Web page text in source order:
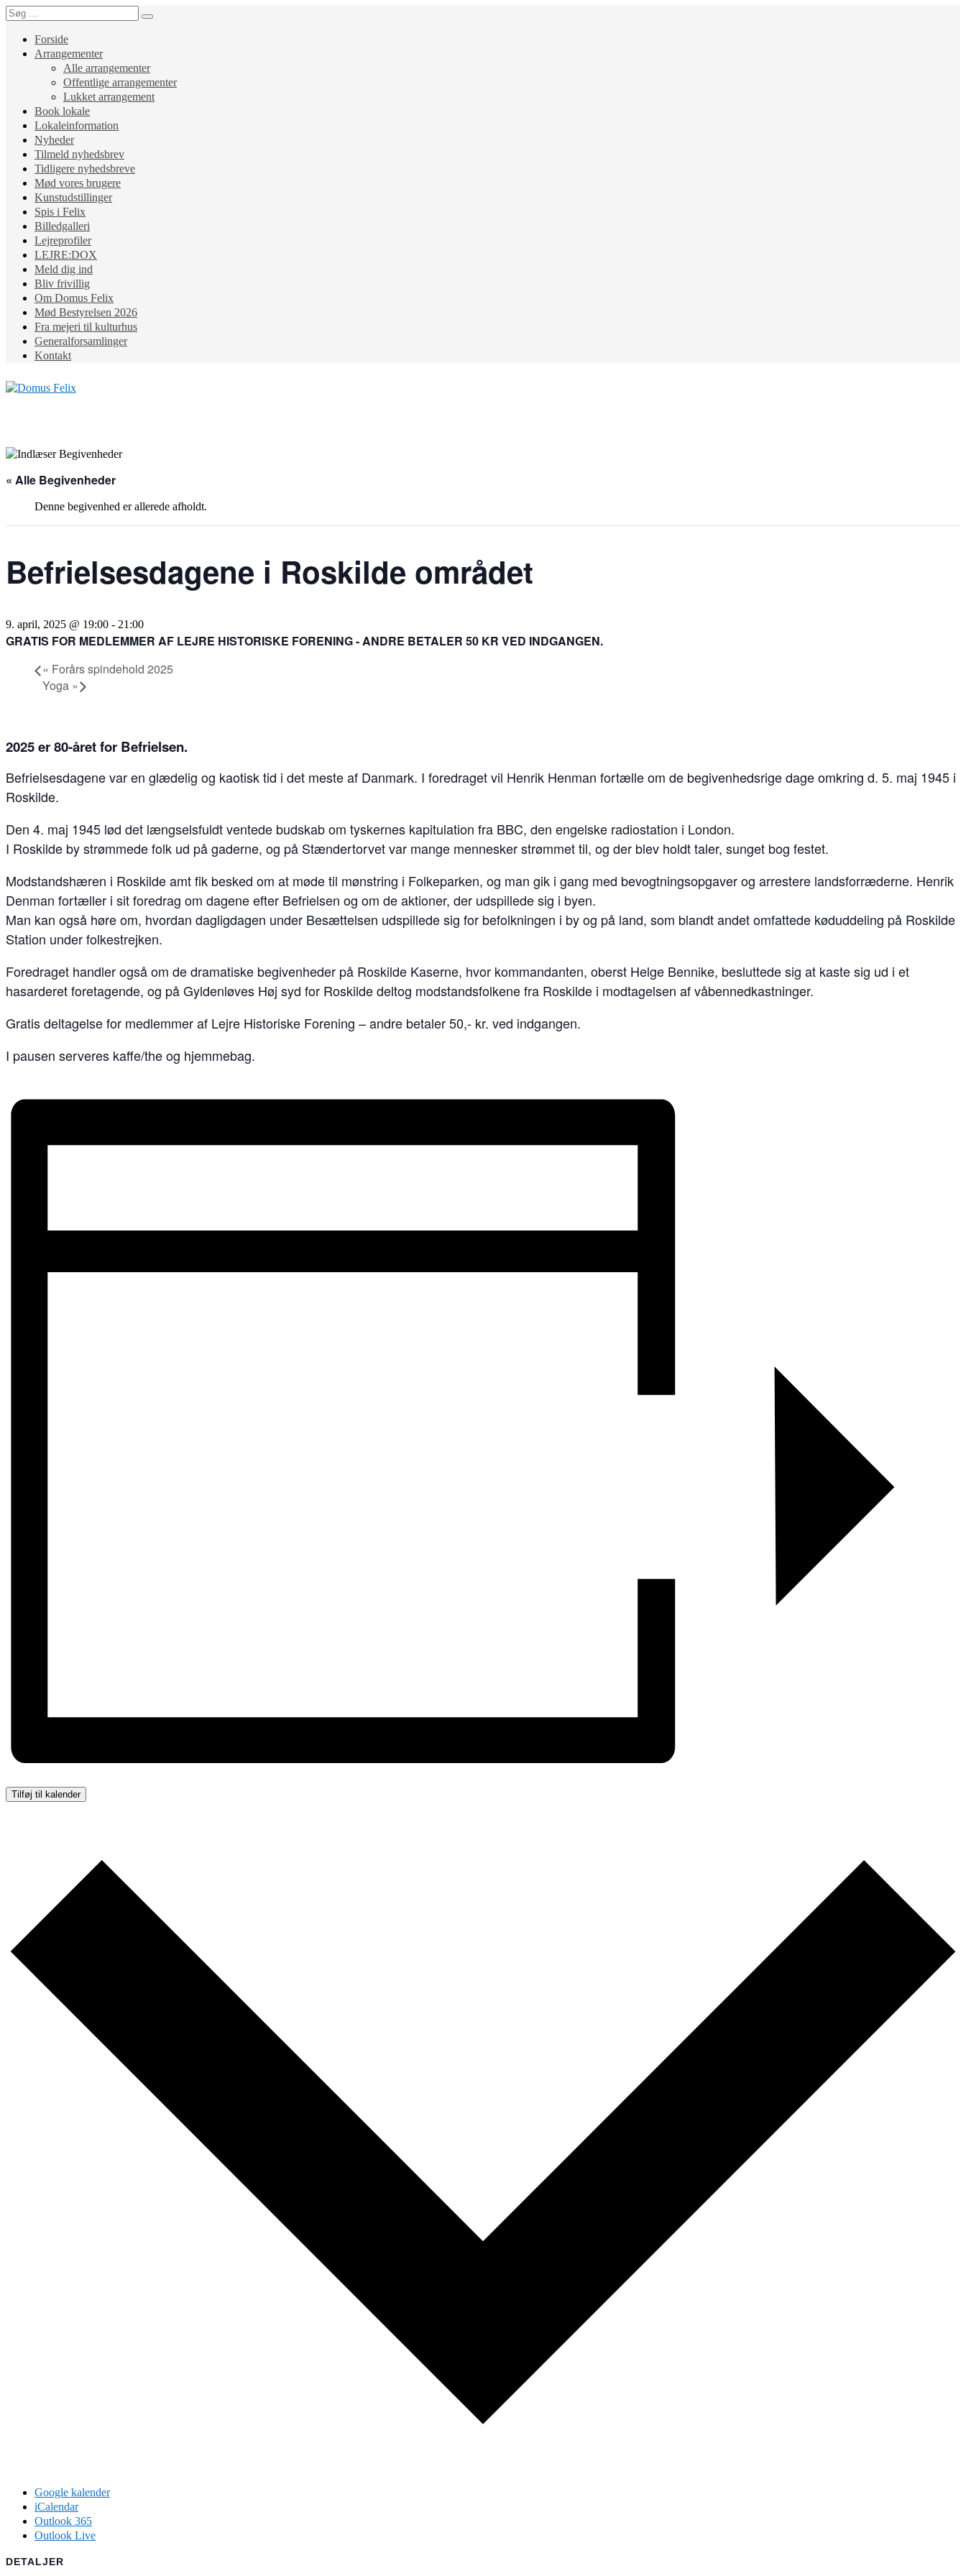
Forside
Arrangementer
Alle arrangementer
Offentlige arrangementer
Lukket arrangement
Book lokale
Lokaleinformation
Nyheder
Tilmeld nyhedsbrev
Tidligere nyhedsbreve
Mød vores brugere
Kunstudstillinger
Spis i Felix
Billedgalleri
Lejreprofiler
LEJRE:DOX
Meld dig ind
Bliv frivillig
Om Domus Felix
Mød Bestyrelsen 2026
Fra mejeri til kulturhus
Generalforsamlinger
Kontakt
« Alle Begivenheder
Denne begivenhed er allerede afholdt.
Befrielsesdagene i Roskilde området
9. april, 2025 @ 19:00 - 21:00
GRATIS FOR MEDLEMMER AF LEJRE HISTORISKE FORENING - ANDRE BETALER 50 KR VED INDGANGEN.
« Forårs spindehold 2025
Yoga »
2025 er 80-året for Befrielsen.
Befrielsesdagene var en glædelig og kaotisk tid i det meste af Danmark. I foredraget vil Henrik Henman fortælle om de begivenhedsrige dage omkring d. 5. maj 1945 i
Roskilde.
Den 4. maj 1945 lød det længselsfuldt ventede budskab om tyskernes kapitulation fra BBC, den engelske radiostation i London.
I Roskilde by strømmede folk ud på gaderne, og på Stændertorvet var mange mennesker strømmet til, og der blev holdt taler, sunget bog festet.
Modstandshæren i Roskilde amt fik besked om at møde til mønstring i Folkeparken, og man gik i gang med bevogtningsopgaver og arrestere landsforræderne. Henrik
Denman fortæller i sit foredrag om dagene efter Befrielsen og om de aktioner, der udspillede sig i byen.
Man kan også høre om, hvordan dagligdagen under Besættelsen udspillede sig for befolkningen i by og på land, som blandt andet omfattede køduddeling på Roskilde
Station under folkestrejken.
Foredraget handler også om de dramatiske begivenheder på Roskilde Kaserne, hvor kommandanten, oberst Helge Bennike, besluttede sig at kaste sig ud i et
hasarderet foretagende, og på Gyldenløves Høj syd for Roskilde deltog modstandsfolkene fra Roskilde i modtagelsen af våbennedkastninger.
Gratis deltagelse for medlemmer af Lejre Historiske Forening – andre betaler 50,- kr. ved indgangen.
I pausen serveres kaffe/the og hjemmebag.
Tilføj til kalender
Google kalender
iCalendar
Outlook 365
Outlook Live
DETALJER